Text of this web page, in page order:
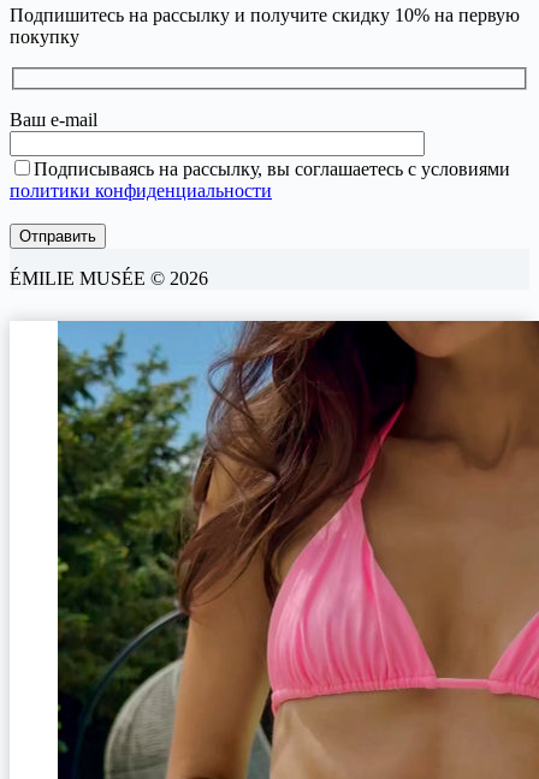
Подпишитесь на рассылку и получите скидку 10% на первую
покупку
Ваш e-mail
Подписываясь на рассылку, вы соглашаетесь с условиями
политики конфиденциальности
ÉMILIE MUSÉE © 2026